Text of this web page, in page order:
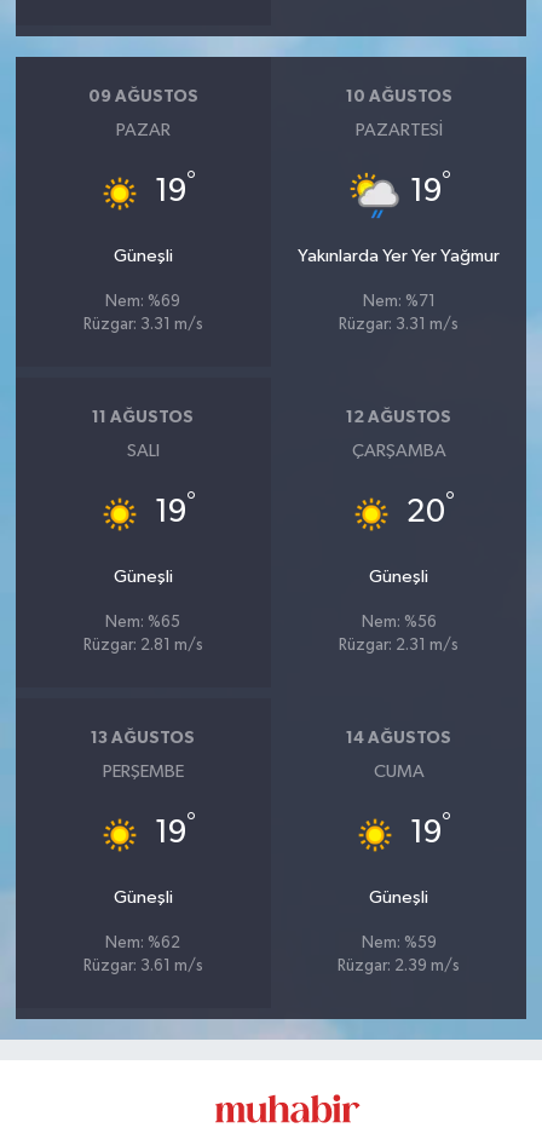
09 AĞUSTOS
PAZAR
19°
Güneşli
Nem: %69
Rüzgar: 3.31 m/s
10 AĞUSTOS
PAZARTESI
19°
Yakınlarda Yer Yer Yağmur
Nem: %71
Rüzgar: 3.31 m/s
11 AĞUSTOS
SALI
19°
Güneşli
Nem: %65
Rüzgar: 2.81 m/s
12 AĞUSTOS
ÇARŞAMBA
20°
Güneşli
Nem: %56
Rüzgar: 2.31 m/s
13 AĞUSTOS
PERŞEMBE
19°
Güneşli
Nem: %62
Rüzgar: 3.61 m/s
14 AĞUSTOS
CUMA
19°
Güneşli
Nem: %59
Rüzgar: 2.39 m/s